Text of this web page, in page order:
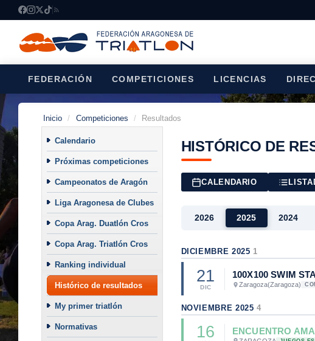
FEDERACIÓN COMPETICIONES LICENCIAS
Inicio / Competiciones / Resultados
Calendario
Próximas competiciones
Campeonatos de Aragón
Liga Aragonesa de Clubes
Copa Arag. Duatlón Cros
Copa Arag. Triatlón Cros
Ranking individual
Histórico de resultados
My primer triatlón
Normativas
HISTÓRICO DE
CALENDARIO
2026 2025 2024
DICIEMBRE 2025 1
21
DIC
100X100 SWIM
Zaragoza(Zaragoza)
NOVIEMBRE 20254
16 ENCUENTRO